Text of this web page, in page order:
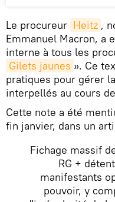
Le procureur Heitz ,
Emmanuel Macron, a
interne à tous les
Gilets jaunes ». Ce
pratiques pour gérer
interpellés au cours
Cette note a été
fin janvier, dans un
Fichage massif
RG +
manifestants
pouvoir, y